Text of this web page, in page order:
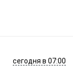
сегодня в 07:00